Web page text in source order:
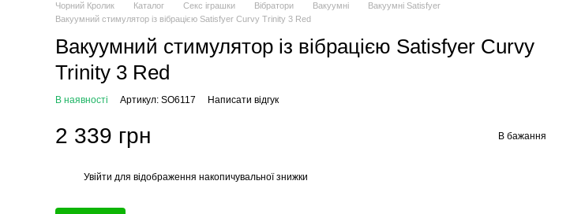
Чорний Кролик Каталог Секс іграшки Вібратори Вакуумні
Вакуумні Satisfyer
Вакуумний стимулятор із вібрацією Satisfyer Curvy Trinity 3 Red
Вакуумний стимулятор із вібрацією Satisfyer Curvy
Trinity 3 Red
В наявності Артикул: SO6117 Написати відгук
2 339 грн В бажання
Увійти для відображення накопичувальної знижки